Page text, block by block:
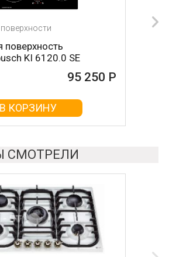
поверхность
KI 6120.0 SE
95 250 Р
В КОРЗИНУ
DE
DPI7884W
95 420 Р
В КОРЗИНУ
СМОТРЕЛИ